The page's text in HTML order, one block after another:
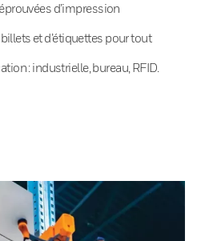
d’impression
et d’étiquettes pour tout
: industrielle, bureau, RFID.